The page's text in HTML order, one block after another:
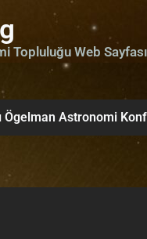
Topluluğu Web Sayfası
Ögelman Astronomi